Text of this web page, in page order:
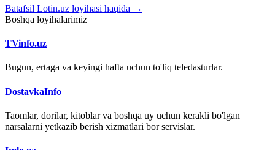
Batafsil Lotin.uz loyihasi haqida →
Boshqa loyihalarimiz
TVinfo.uz
Bugun, ertaga va keyingi hafta uchun to'liq teledasturlar.
DostavkaInfo
Taomlar, dorilar, kitoblar va boshqa uy uchun kerakli bo'lgan
narsalarni yetkazib berish xizmatlari bor servislar.